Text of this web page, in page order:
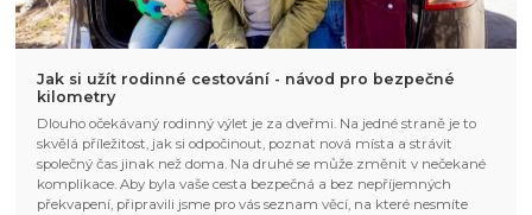
Jak si užít rodinné cestování - návod pro bezpečné
kilometry
Dlouho očekávaný rodinný výlet je za dveřmi. Na jedné straně je to
skvělá příležitost, jak si odpočinout, poznat nová místa a strávit
společný čas jinak než doma. Na druhé se může změnit v nečekané
komplikace. Aby byla vaše cesta bezpečná a bez nepříjemných
překvapení, připravili jsme pro vás seznam věcí, na které nesmíte